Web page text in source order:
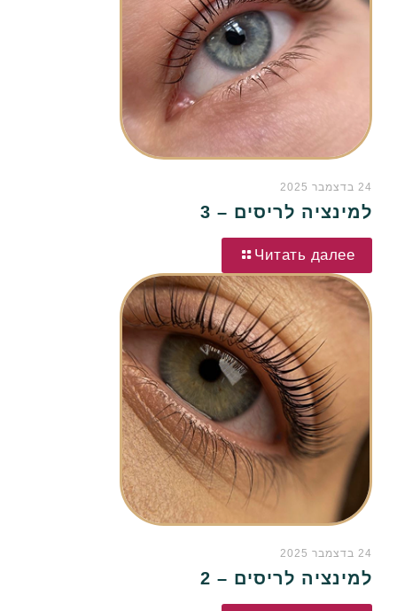
24 בדצמבר 2025
למינציה לריסים – 3
Читать далее
24 בדצמבר 2025
למינציה לריסים – 2